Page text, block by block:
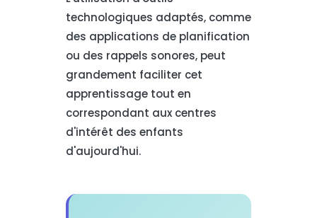
technologiques adaptés, comme
des applications de planification
ou des rappels sonores, peut
grandement faciliter cet
apprentissage tout en
correspondant aux centres
d'intérêt des enfants
d'aujourd'hui.